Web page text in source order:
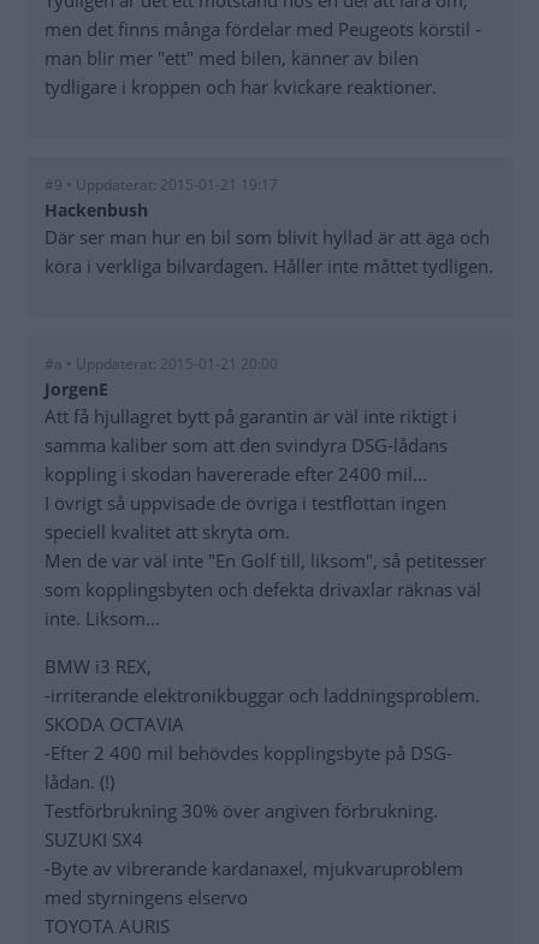
men det finns många fördelar med Peugeots körstil -
man blir mer "ett" med bilen, känner av bilen
tydligare i kroppen och har kvickare reaktioner.
#9 • Uppdaterat: 2015-01-21 19:17
Hackenbush
Där ser man hur en bil som blivit hyllad är att äga och
köra i verkliga bilvardagen. Håller inte måttet tydligen.
#a • Uppdaterat: 2015-01-21 20:00
JorgenE
Att få hjullagret bytt på garantin är väl inte riktigt i
samma kaliber som att den svindyra DSG-lådans
koppling i skodan havererade efter 2400 mil...
I övrigt så uppvisade de övriga i testflottan ingen
speciell kvalitet att skryta om.
Men de var väl inte "En Golf till, liksom", så petitesser
som kopplingsbyten och defekta drivaxlar räknas väl
inte. Liksom...
BMW i3 REX,
-irriterande elektronikbuggar och laddningsproblem.
SKODA OCTAVIA
-Efter 2 400 mil behövdes kopplingsbyte på DSG-
lådan. (!)
Testförbrukning 30% över angiven förbrukning.
SUZUKI SX4
-Byte av vibrerande kardanaxel, mjukvaruproblem
med styrningens elservo
TOYOTA AURIS